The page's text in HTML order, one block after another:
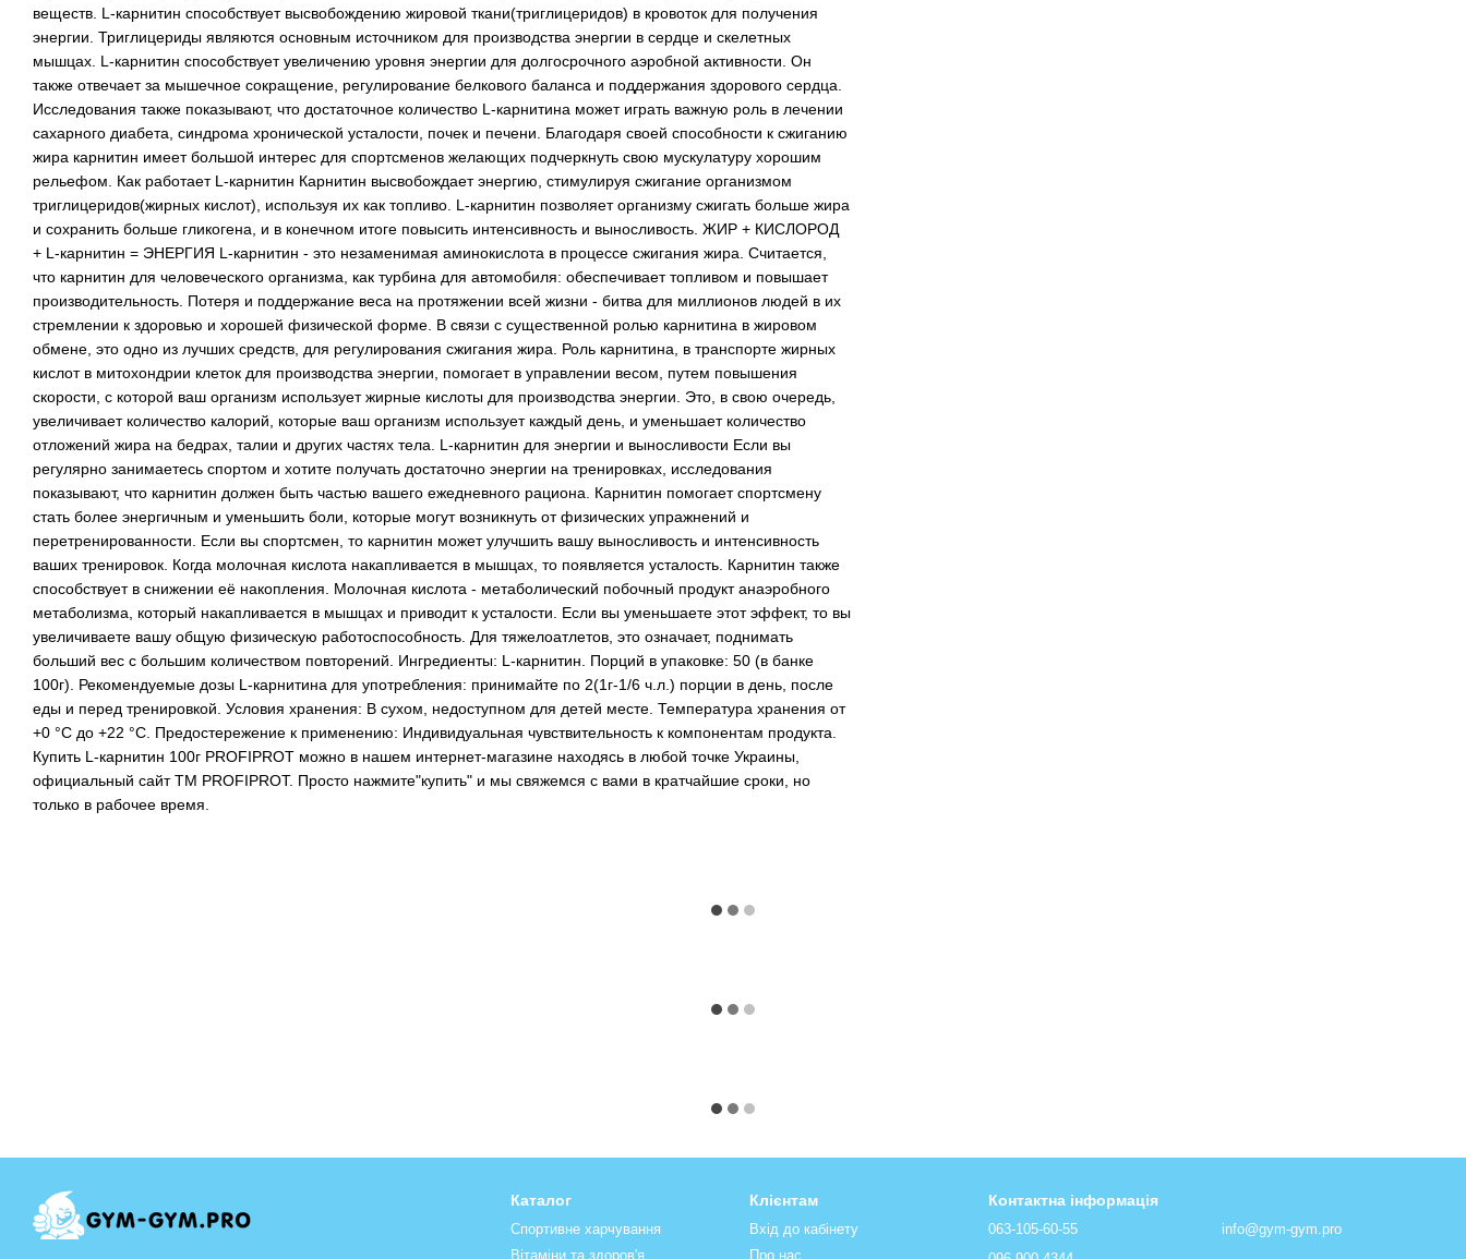
веществ. L-карнитин способствует высвобождению жировой ткани(триглицеридов) в кровоток для получения
энергии. Триглицериды являются основным источником для производства энергии в сердце и скелетных
мышцах. L-карнитин способствует увеличению уровня энергии для долгосрочного аэробной активности. Он
также отвечает за мышечное сокращение, регулирование белкового баланса и поддержания здорового сердца.
Исследования также показывают, что достаточное количество L-карнитина может играть важную роль в лечении
сахарного диабета, синдрома хронической усталости, почек и печени. Благодаря своей способности к сжиганию
жира карнитин имеет большой интерес для спортсменов желающих подчеркнуть свою мускулатуру хорошим
рельефом. Как работает L-карнитин Карнитин высвобождает энергию, стимулируя сжигание организмом
триглицеридов(жирных кислот), используя их как топливо. L-карнитин позволяет организму сжигать больше жира
и сохранить больше гликогена, и в конечном итоге повысить интенсивность и выносливость. ЖИР + КИСЛОРОД
+ L-карнитин = ЭНЕРГИЯ L-карнитин - это незаменимая аминокислота в процессе сжигания жира. Считается,
что карнитин для человеческого организма, как турбина для автомобиля: обеспечивает топливом и повышает
производительность. Потеря и поддержание веса на протяжении всей жизни - битва для миллионов людей в их
стремлении к здоровью и хорошей физической форме. В связи с существенной ролью карнитина в жировом
обмене, это одно из лучших средств, для регулирования сжигания жира. Роль карнитина, в транспорте жирных
кислот в митохондрии клеток для производства энергии, помогает в управлении весом, путем повышения
скорости, с которой ваш организм использует жирные кислоты для производства энергии. Это, в свою очередь,
увеличивает количество калорий, которые ваш организм использует каждый день, и уменьшает количество
отложений жира на бедрах, талии и других частях тела. L-карнитин для энергии и выносливости Если вы
регулярно занимаетесь спортом и хотите получать достаточно энергии на тренировках, исследования
показывают, что карнитин должен быть частью вашего ежедневного рациона. Карнитин помогает спортсмену
стать более энергичным и уменьшить боли, которые могут возникнуть от физических упражнений и
перетренированности. Если вы спортсмен, то карнитин может улучшить вашу выносливость и интенсивность
ваших тренировок. Когда молочная кислота накапливается в мышцах, то появляется усталость. Карнитин также
способствует в снижении её накопления. Молочная кислота - метаболический побочный продукт анаэробного
метаболизма, который накапливается в мышцах и приводит к усталости. Если вы уменьшаете этот эффект, то вы
увеличиваете вашу общую физическую работоспособность. Для тяжелоатлетов, это означает, поднимать
больший вес с большим количеством повторений. Ингредиенты: L-карнитин. Порций в упаковке: 50 (в банке
100г). Рекомендуемые дозы L-карнитина для употребления: принимайте по 2(1г-1/6 ч.л.) порции в день, после
еды и перед тренировкой. Условия хранения: В сухом, недоступном для детей месте. Температура хранения от
+0 °С до +22 °С. Предостережение к применению: Индивидуальная чувствительность к компонентам продукта.
Купить L-карнитин 100г PROFIPROT можно в нашем интернет-магазине находясь в любой точке Украины,
официальный сайт ТМ PROFIPROT. Просто нажмите"купить" и мы свяжемся с вами в кратчайшие сроки, но
только в рабочее время.
Каталог
Спортивне харчування
Вітаміни та здоров'я
Клієнтам
Вхід до кабінету
Про нас
Контактна інформація
063-105-60-55
info@gym-gym.pro